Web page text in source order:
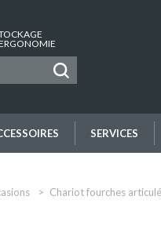
SERVICES
Chariot fourches